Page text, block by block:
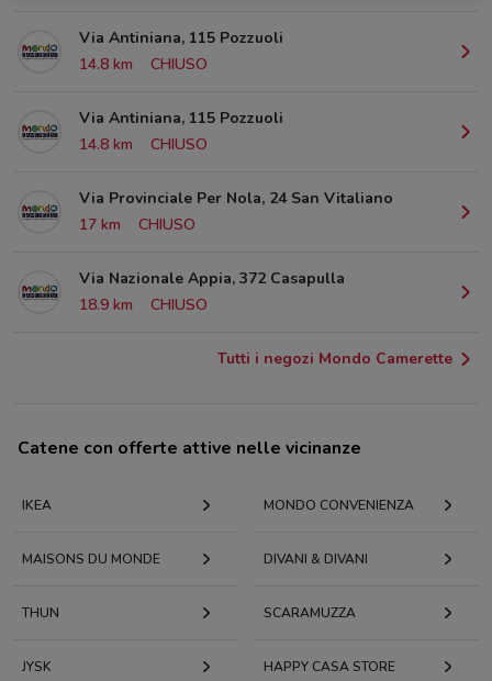
Via Antiniana, 115 Pozzuoli
14.8 km
CHIUSO
Via Antiniana, 115 Pozzuoli
14.8 km
CHIUSO
Via Provinciale Per Nola, 24 San Vitaliano
17 km
CHIUSO
Via Nazionale Appia, 372 Casapulla
18.9 km
CHIUSO
Tutti i negozi Mondo Camerette
Catene con offerte attive nelle vicinanze
IKEA MONDO CONVENIENZA
MAISONS DU MONDE DIVANI & DIVANI
THUN SCARAMUZZA
JYSK HAPPY CASA STORE